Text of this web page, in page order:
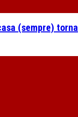
(sempre) torna